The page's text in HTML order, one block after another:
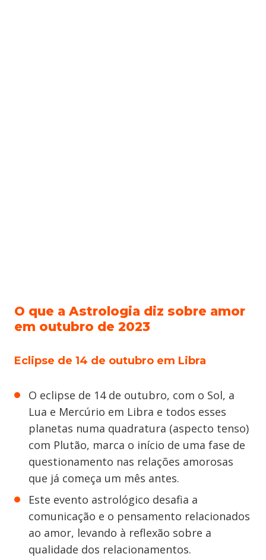
O que a Astrologia diz sobre amor
em outubro de 2023
Eclipse de 14 de outubro em Libra
O eclipse de 14 de outubro, com o Sol, a
Lua e Mercúrio em Libra e todos esses
planetas numa quadratura (aspecto tenso)
com Plutão, marca o início de uma fase de
questionamento nas relações amorosas
que já começa um mês antes.
Este evento astrológico desafia a
comunicação e o pensamento relacionados
ao amor, levando à reflexão sobre a
qualidade dos relacionamentos.